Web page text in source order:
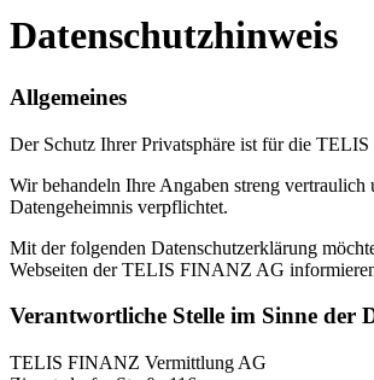
Datenschutzhinweis
Allgemeines
Der Schutz Ihrer Privatsphäre ist für die
Wir behandeln Ihre Angaben streng
Datengeheimnis verpflichtet.
Mit der folgenden Datenschutzerklärung
Webseiten der TELIS FINANZ AG
Verantwortliche Stelle im Sinne der
TELIS FINANZ Vermittlung AG